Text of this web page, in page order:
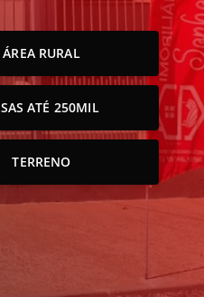
ÁREA RURAL
ATÉ 250MIL
TERRENO